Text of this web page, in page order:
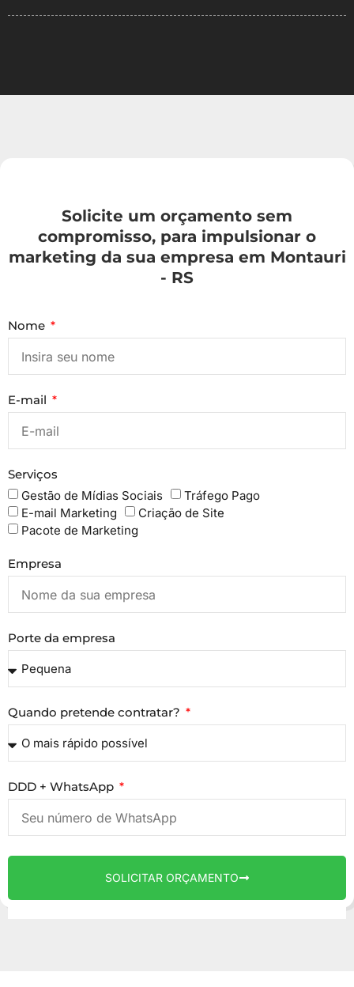
Solicite um orçamento sem
compromisso, para impulsionar o
marketing da sua empresa em Montauri
- RS
Nome
E-mail
Serviços
Gestão de Mídias Sociais
Tráfego Pago
E-mail Marketing
Criação de Site
Pacote de Marketing
Empresa
Porte da empresa
Quando pretende contratar?
DDD + WhatsApp
SOLICITAR ORÇAMENTO